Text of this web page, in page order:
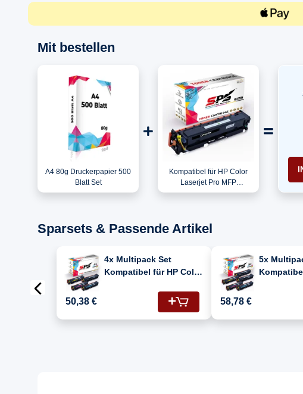
Mit bestellen
A4 80g Druckerpapier 500
Blatt Set
Kompatibel für HP Color
Laserjet Pro MFP
M281FDW (T6B82A#B19) /
Sparsets & Passende Artikel
4x Multipack Set
Kompatibel für HP Color
fdw (203X/CF541X,
CF543X, CF542X,
CF540X) Toner
50,38 €
5x
fdw
CF543X,
CF540X)
58,78 €